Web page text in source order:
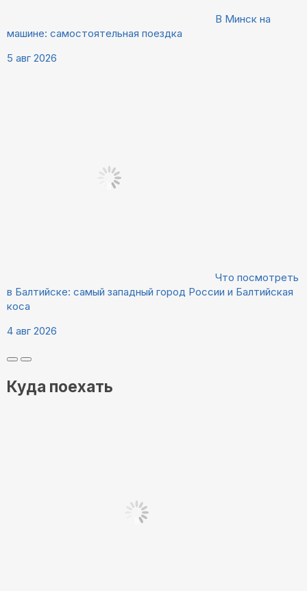
В Минск на
машине: самостоятельная поездка
5 авг 2026
Что посмотреть
в Балтийске: самый западный город России и Балтийская
коса
4 авг 2026
Куда поехать